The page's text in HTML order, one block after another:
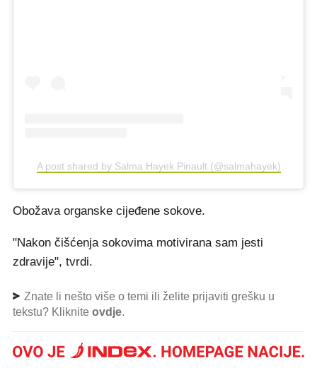
A post shared by Salma Hayek Pinault (@salmahayek)
Obožava organske cijeđene sokove.
"Nakon čišćenja sokovima motivirana sam jesti
zdravije", tvrdi.
Znate li nešto više o temi ili želite prijaviti grešku u
tekstu? Kliknite ovdje.